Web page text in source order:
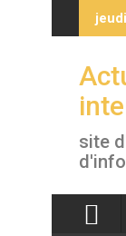
to
site